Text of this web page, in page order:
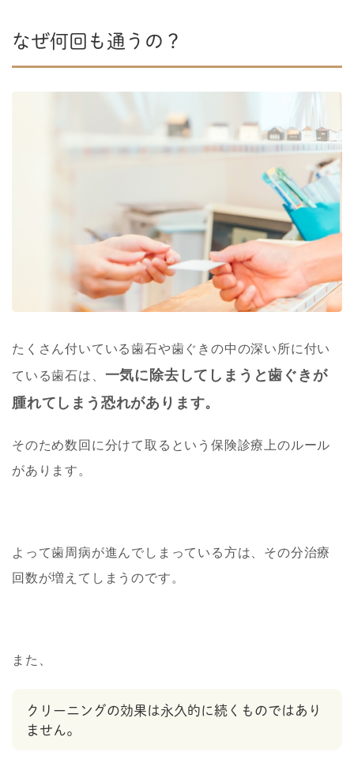
なぜ何回も通うの？
たくさん付いている歯石や歯ぐきの中の深い所に付い
ている歯石は、 一気に除去してしまうと歯ぐきが
腫れてしまう恐れがあります。
そのため数回に分けて取るという保険診療上のルール
があります。
よって歯周病が進んでしまっている方は、その分治療
回数が増えてしまうのです。
また、
クリーニングの効果は永久的に続くものではあり
ません。